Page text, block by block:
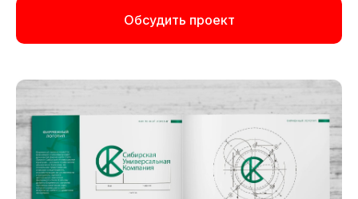
Обсудить проект